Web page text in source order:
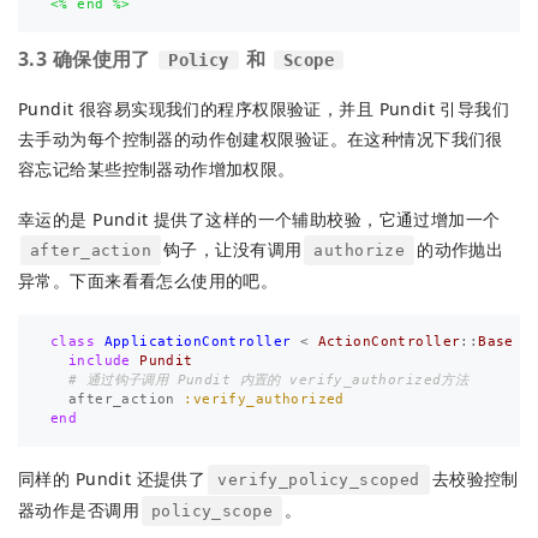
3.3 确保使用了 Policy 和 Scope
Pundit 很容易实现我们的程序权限验证，并且 Pundit 引导我们
去手动为每个控制器的动作创建权限验证。在这种情况下我们很
容忘记给某些控制器动作增加权限。
幸运的是 Pundit 提供了这样的一个辅助校验，它通过增加一个
after_action 钩子，让没有调用 authorize
的动作抛出
异常。下面来看看怎么使用的吧。
class ApplicationController < ActionController:: Base
include
Pundit
# 通过钩子调用 Pundit 内置的 verify_authorized方法
after_action
:verify_authorized
end
同样的 Pundit 还提供了 verify_policy_scoped
去校验控制
器动作是否调用
policy_scope 。